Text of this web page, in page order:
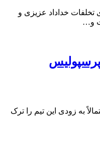
تخلفات خداداد عزیزی و
و…
پرسپولیس
به زودی این تیم را ترک